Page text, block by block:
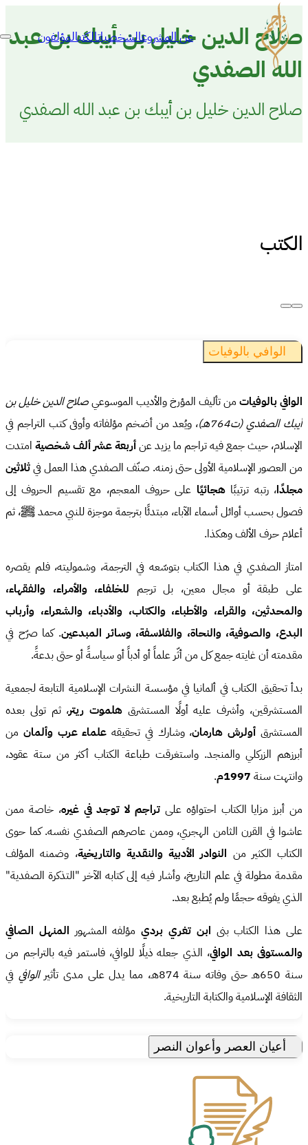
عن المشروعالشخصياتالكتبالمؤلفون
صلاح الدين خليل بن أيبك بن عبد
الله الصفدي
صلاح الدين خليل بن أيبك بن عبد الله الصفدي
الكتب
الوافي بالوفيات
الوافي بالوفيات من تأليف المؤرخ والأديب الموسوعيصلاح الدين خليل بن
أيبك الصفدي (ت764هـ)
، ويُعد من أضخم مؤلفاته وأوفى كتب التراجم في
الإسلام، حيث جمع فيه تراجم ما يزيد عنأربعة عشر ألف شخصية امتدت
من العصور الإسلامية الأولى حتى زمنه. صنّف الصفدي هذا العمل فيثلاثين
مجلدًا، رتبه ترتيبًاهجائيًا على حروف المعجم، مع تقسيم الحروف إلى
فصول بحسب أوائل أسماء الآباء، مبتدئًا بترجمة موجزة للنبي محمد ﷺ، ثم
أعلام حرف الألف وهكذا.
امتاز الصفدي في هذا الكتاب بتوسّعه في الترجمة، وشموليته، فلم يقصره
على طبقة أو مجال معين، بل ترجم للخلفاء، والأمراء، والفقهاء،
والمحدثين، والقراء، والأطباء، والكتاب، والأدباء، والشعراء، وأرباب
البدع، والصوفية، والنحاة، والفلاسفة، وسائر المبدعين. كما صرّح في
مقدمته أن غايته جمع كل من أثّر علماً أو أدباً أو سياسةً أو حتى بدعةً.
بدأ تحقيق الكتاب في ألمانيا في مؤسسة النشرات الإسلامية التابعة لجمعية
المستشرقين، وأشرف عليه أولًا المستشرق هلموت ريتر، ثم تولى بعده
المستشرق أولرش هارمان، وشارك في تحقيقه علماء عرب وألمان من
أبرزهم الزركلي والمنجد. واستغرقت طباعة الكتاب أكثر من ستة عقود،
وانتهت سنة 1997م .
من أبرز مزايا الكتاب احتواؤه على تراجم لا توجد في غيره، خاصة ممن
عاشوا في القرن الثامن الهجري، وممن عاصرهم الصفدي نفسه. كما حوى
الكتاب الكثير من النوادر الأدبية والنقدية والتاريخية، وضمنه المؤلف
مقدمة مطولة في علم التاريخ، وأشار فيه إلى كتابه الآخر "التذكرة الصفدية"
الذي يفوقه حجمًا ولم يُطبع بعد.
على هذا الكتاب بنى ابن تغري برديمؤلفه المشهور المنهل الصافي
والمستوفى بعد الوافي، الذي جعله ذيلًا للوافي، فاستمر فيه بالتراجم من
سنة 650هـ حتى وفاته سنة 874هـ، مما يدل على مدى تأثير
الوافي في
الثقافة الإسلامية والكتابة التاريخية.
أعيان العصر وأعوان النصر